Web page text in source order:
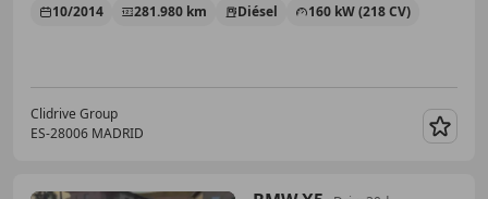
10/2014 281.980 km Diésel 160 kW (218 CV)
Clidrive Group
ES-28006 MADRID